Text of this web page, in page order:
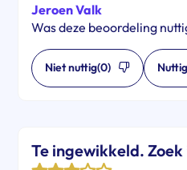
Jeroen Valk
Was deze beoordeling
Niet nuttig(0)
Te ingewikkeld. Zoek